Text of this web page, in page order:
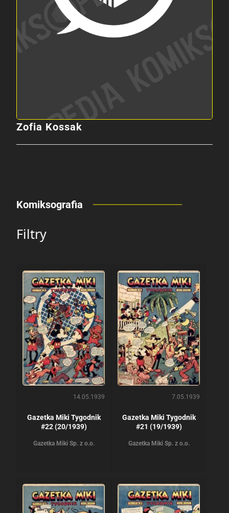
Zofia Kossak
Komiksografia
Filtry
14.05.1939
Gazetka Miki Tygodnik
#22 (20/1939)
Gazetka Miki Sp. z o.o.
7.05.1939
Gazetka Miki Tygodnik
#21 (19/1939)
Gazetka Miki Sp. z o.o.